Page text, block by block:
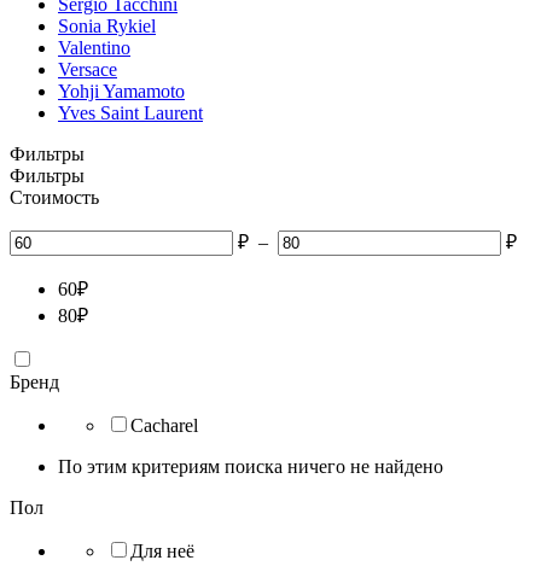
Sonia Rykiel
Valentino
Versace
Yohji Yamamoto
Yves Saint Laurent
Фильтры
Фильтры
Стоимость
₽ – ₽
60₽
80₽
Бренд
Cacharel
По этим критериям поиска ничего не найдено
Пол
Для неё